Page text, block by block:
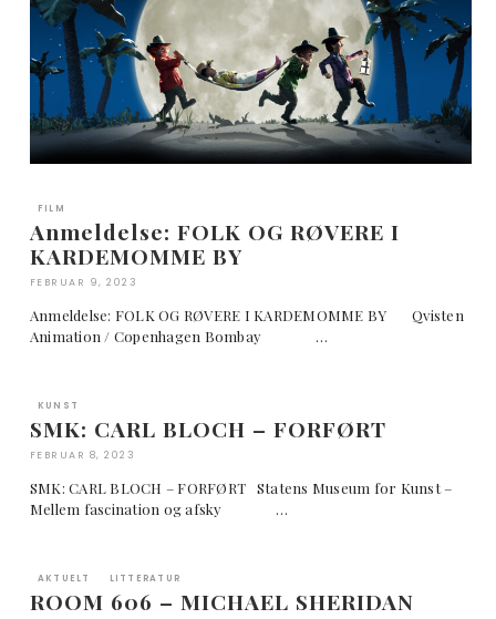
FILM
Anmeldelse: FOLK OG RØVERE I
KARDEMOMME BY
FEBRUAR 9, 2023
Anmeldelse: FOLK OG RØVERE I KARDEMOMME BY Qvisten
Animation / Copenhagen Bombay …
KUNST
SMK: CARL BLOCH – FORFØRT
FEBRUAR 8, 2023
SMK: CARL BLOCH – FORFØRT Statens Museum for Kunst –
Mellem fascination og afsky …
AKTUELT LITTERATUR
ROOM 606 – MICHAEL SHERIDAN